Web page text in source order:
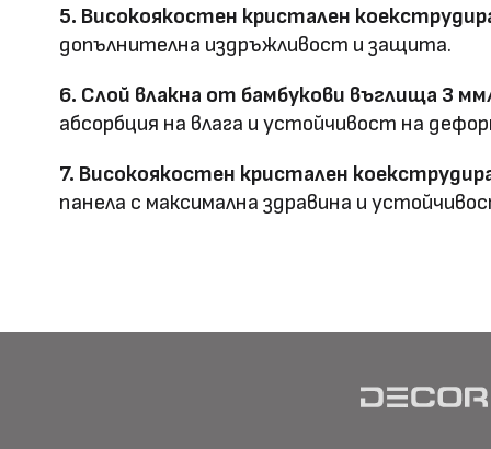
Предимства водоустойчив &
снаждане
Фрезовано снаждане /
профил
HD Принтирани
Материал \\
5. Високоякостен кристален
допълнителна издръжливост и защита.
6. Слой влакна от бамбукови въглища 3
абсорбция на влага и устойчивост на
7. Високоякостен кристален
панела с максимална здравина и